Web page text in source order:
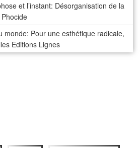
et l’instant: Désorganisation de la
monde: Pour une esthétique radicale,
Editions Lignes